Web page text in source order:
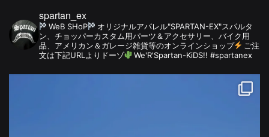
spartan_ex
WeB SHoP
オリジナルアパレル"SPARTAN-EX"スパルタ
ン、チョッパーカスタム用パーツ＆アクセサリー、バイク用
品、アメリカン＆ガレージ雑貨等のオンラインショップ
ご注
文は下記URLよりドーゾ
We'R'Spartan-KiDS!! #spartanex